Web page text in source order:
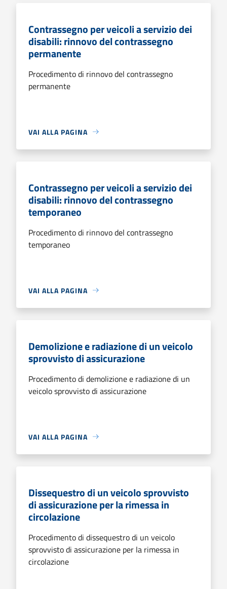
Contrassegno per veicoli a servizio dei
disabili: rinnovo del contrassegno
permanente
Procedimento di rinnovo del contrassegno
permanente
VAI ALLA PAGINA
Contrassegno per veicoli a servizio dei
disabili: rinnovo del contrassegno
temporaneo
Procedimento di rinnovo del contrassegno
temporaneo
VAI ALLA PAGINA
Demolizione e radiazione di un veicolo
sprovvisto di assicurazione
Procedimento di demolizione e radiazione di un
veicolo sprovvisto di assicurazione
VAI ALLA PAGINA
Dissequestro di un veicolo sprovvisto
di assicurazione per la rimessa in
circolazione
Procedimento di dissequestro di un veicolo
sprovvisto di assicurazione per la rimessa in
circolazione